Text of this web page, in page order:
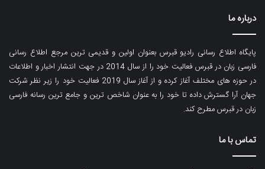
درباره ما
پایگاه اطلاع رسانی رادیو قبرس بعنوان اولین و قدیمی ترین مرجع اطلاع رسانی
فارسی زبان در قبرس فعالیت خود را از سال 2014 در جهت انتشار اخبار و اطلاعات
در حوزه های مختلف آغاز کرده و از آغاز سال 2019 فعالیت خود را زیر نظر شرکت
جهان آرا گسترش داده تا خود را به عنوان شاخص ترین و جامع ترین رسانه فارسی
زبان در قبرس مطرح کند.
تماس با ما